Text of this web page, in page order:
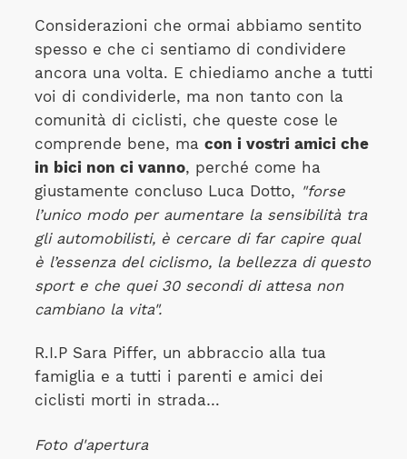
Considerazioni che ormai abbiamo sentito
spesso e che ci sentiamo di condividere
ancora una volta. E chiediamo anche a tutti
voi di condividerle, ma non tanto con la
comunità di ciclisti, che queste cose le
comprende bene, ma con i vostri amici che
in bici non ci vanno, perché come ha
giustamente concluso Luca Dotto, "forse
l’unico modo per aumentare la sensibilità tra
gli automobilisti, è cercare di far capire qual
è l’essenza del ciclismo, la bellezza di questo
sport e che quei 30 secondi di attesa non
cambiano la vita".
R.I.P Sara Piffer, un abbraccio alla tua
famiglia e a tutti i parenti e amici dei
ciclisti morti in strada…
Foto d'apertura